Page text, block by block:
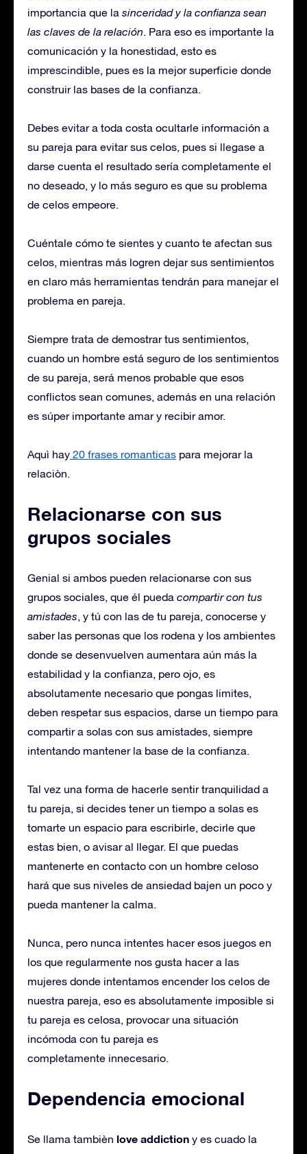
importancia que la sinceridad y la confianza sean
las claves de la relación. Para eso es importante la
comunicación y la honestidad, esto es
imprescindible, pues es la mejor superficie donde
construir las bases de la confianza.
Debes evitar a toda costa ocultarle información a
su pareja para evitar sus celos, pues si llegase a
darse cuenta el resultado sería completamente el
no deseado, y lo más seguro es que su problema
de celos empeore.
Cuéntale cómo te sientes y cuanto te afectan sus
celos, mientras más logren dejar sus sentimientos
en claro más herramientas tendrán para manejar el
problema en pareja.
Siempre trata de demostrar tus sentimientos,
cuando un hombre está seguro de los sentimientos
de su pareja, será menos probable que esos
conflictos sean comunes, además en una relación
es súper importante amar y recibir amor.
Aquì hay 20 frases romanticas para mejorar la
relaciòn.
Relacionarse con sus
grupos sociales
Genial si ambos pueden relacionarse con sus
grupos sociales, que él pueda compartir con tus
amistades, y tú con las de tu pareja, conocerse y
saber las personas que los rodena y los ambientes
donde se desenvuelven aumentara aún más la
estabilidad y la confianza, pero ojo, es
absolutamente necesario que pongas limites,
deben respetar sus espacios, darse un tiempo para
compartir a solas con sus amistades, siempre
intentando mantener la base de la confianza.
Tal vez una forma de hacerle sentir tranquilidad a
tu pareja, si decides tener un tiempo a solas es
tomarte un espacio para escribirle, decirle que
estas bien, o avisar al llegar. El que puedas
mantenerte en contacto con un hombre celoso
hará que sus niveles de ansiedad bajen un poco y
pueda mantener la calma.
Nunca, pero nunca intentes hacer esos juegos en
los que regularmente nos gusta hacer a las
mujeres donde intentamos encender los celos de
nuestra pareja, eso es absolutamente imposible si
tu pareja es celosa, provocar una situación
incómoda con tu pareja es
completamente innecesario.
Dependencia emocional
Se llama tambièn love addiction y es cuado la